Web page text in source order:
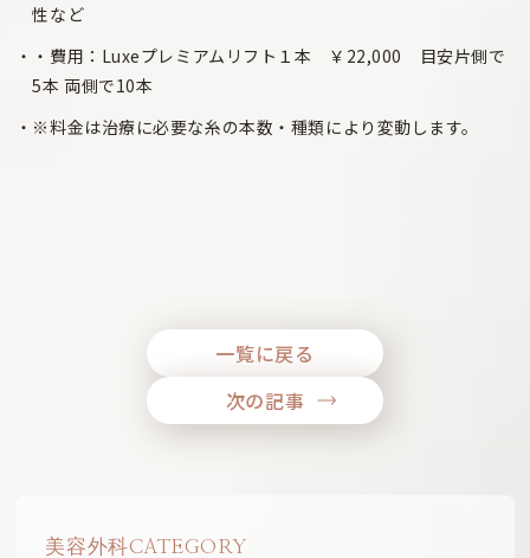
性など
・費用：Luxeプレミアムリフト１本 ￥22,000 目安片側で
5本 両側で10本
※料金は治療に必要な糸の本数・種類により変動します。
一覧に戻る
次の記事
美容外科CATEGORY